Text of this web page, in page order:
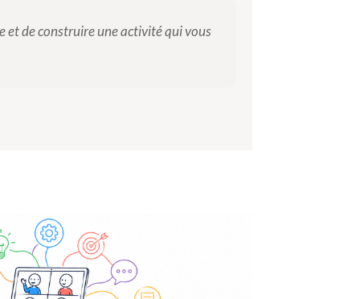
et de construire une activité qui vous